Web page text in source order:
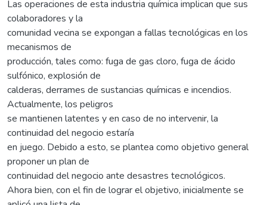
Las operaciones de esta industria química implican que sus
colaboradores y la
comunidad vecina se expongan a fallas tecnológicas en los
mecanismos de
producción, tales como: fuga de gas cloro, fuga de ácido
sulfónico, explosión de
calderas, derrames de sustancias químicas e incendios.
Actualmente, los peligros
se mantienen latentes y en caso de no intervenir, la
continuidad del negocio estaría
en juego. Debido a esto, se plantea como objetivo general
proponer un plan de
continuidad del negocio ante desastres tecnológicos.
Ahora bien, con el fin de lograr el objetivo, inicialmente se